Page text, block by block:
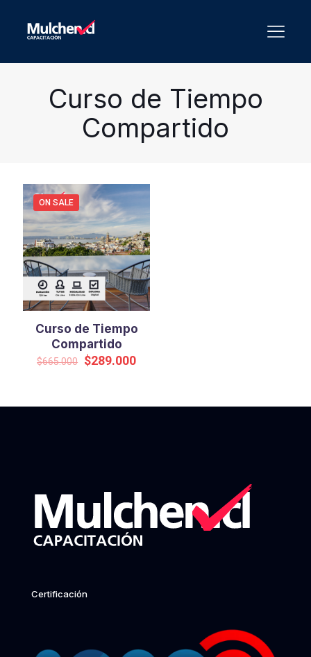
Curso de Tiempo
Compartido
ON SALE
Curso de Tiempo
Compartido
$665.000 Original
$289.000Current
Certificación